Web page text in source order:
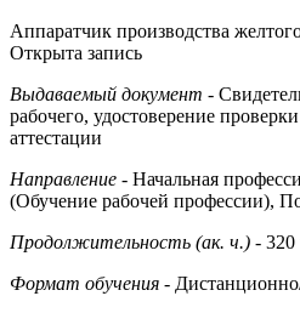
Аппаратчик производства
Открыта запись
Выдаваемый документ -
рабочего, удостоверение
аттестации
Направление - Начальная
(Обучение рабочей профессии),
Продолжительность (ак. ч.) - 320
Формат обучения -